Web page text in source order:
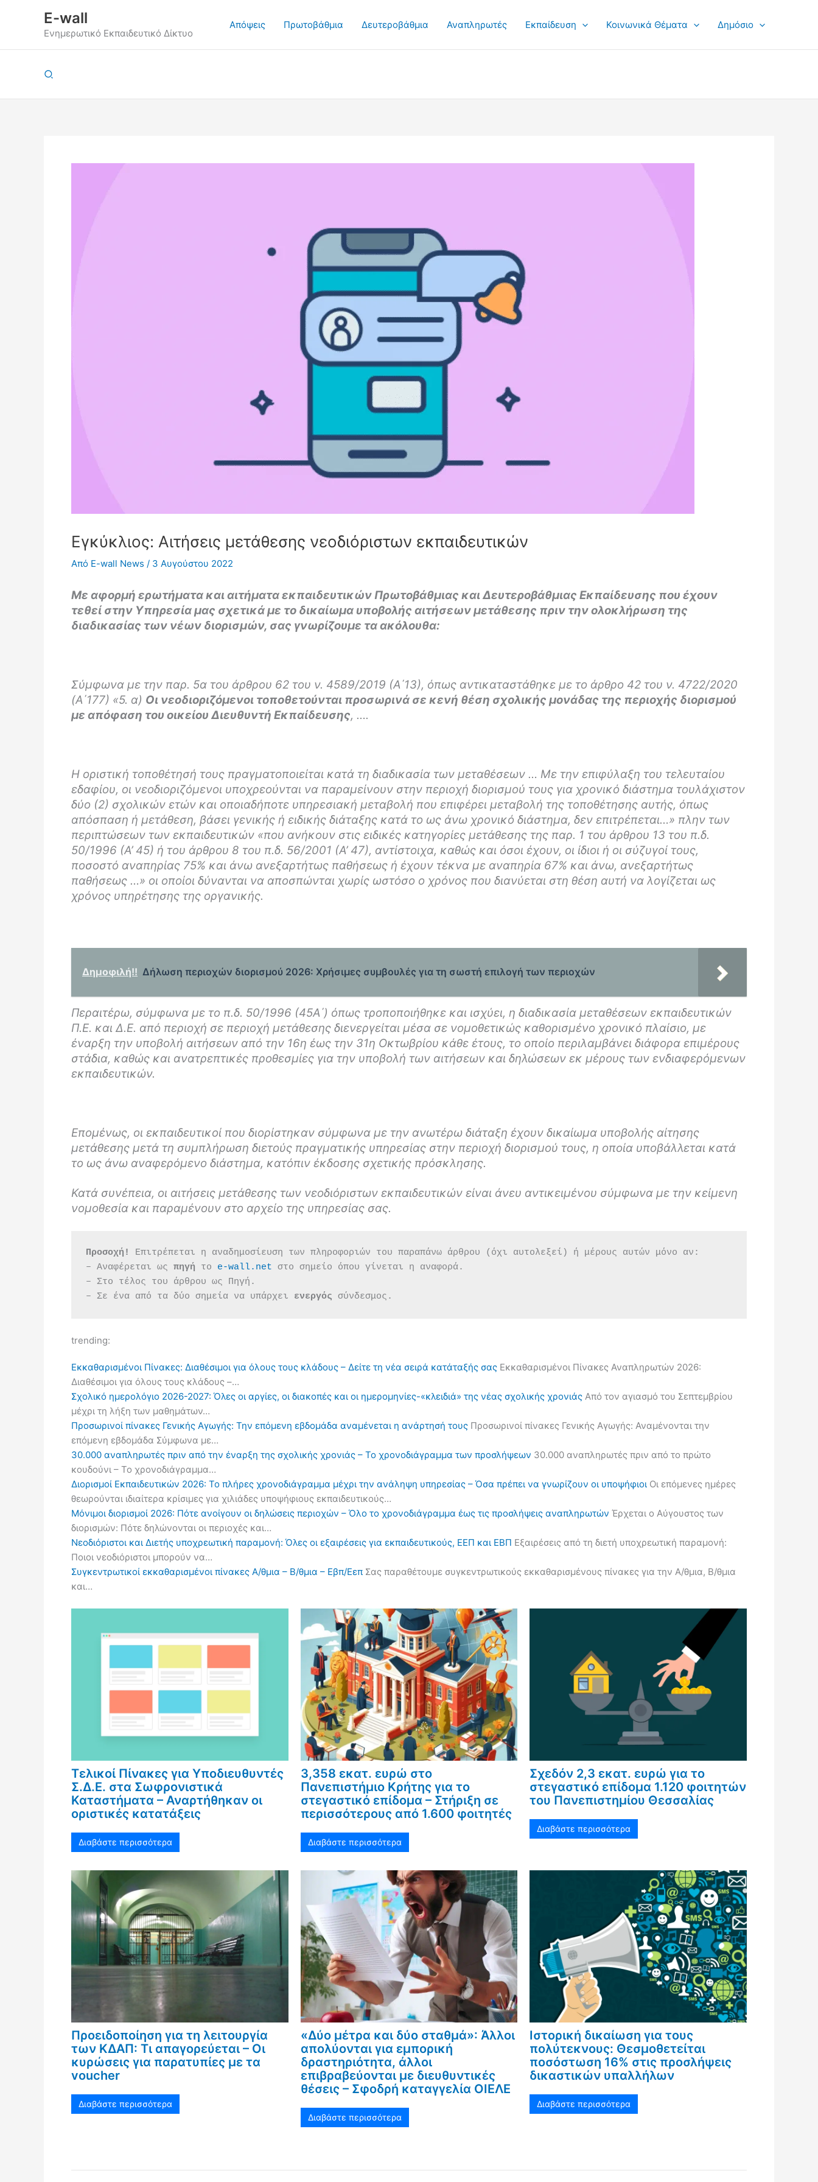
περιεχόμενο
E-wall
Ενημερωτικό Εκπαιδευτικό Δίκτυο
Απόψεις Πρωτοβάθμια Δευτεροβάθμια Αναπληρωτές Εκπαίδευση Κοινωνικά Θέματα Δημόσιο
Αναζήτηση
Εγκύκλιος: Αιτήσεις μετάθεσης νεοδιόριστων εκπαιδευτικών
Από E-wall News / 3 Αυγούστου 2022
Με αφορμή ερωτήματα και αιτήματα εκπαιδευτικών Πρωτοβάθμιας και Δευτεροβάθμιας Εκπαίδευσης που έχουν
τεθεί στην Υπηρεσία μας σχετικά με το δικαίωμα υποβολής αιτήσεων μετάθεσης πριν την ολοκλήρωση της
διαδικασίας των νέων διορισμών, σας γνωρίζουμε τα ακόλουθα:
Σύμφωνα με την παρ. 5α του άρθρου 62 του ν. 4589/2019 (Α΄13), όπως αντικαταστάθηκε με το άρθρο 42 του ν. 4722/2020
(Α΄177) «5. α) Οι νεοδιοριζόμενοι τοποθετούνται προσωρινά σε κενή θέση σχολικής μονάδας της περιοχής διορισμού
με απόφαση του οικείου Διευθυντή Εκπαίδευσης, ….
Η οριστική τοποθέτησή τους πραγματοποιείται κατά τη διαδικασία των μεταθέσεων … Με την επιφύλαξη του τελευταίου
εδαφίου, οι νεοδιοριζόμενοι υποχρεούνται να παραμείνουν στην περιοχή διορισμού τους για χρονικό διάστημα τουλάχιστον
δύο (2) σχολικών ετών και οποιαδήποτε υπηρεσιακή μεταβολή που επιφέρει μεταβολή της τοποθέτησης αυτής, όπως
απόσπαση ή μετάθεση, βάσει γενικής ή ειδικής διάταξης κατά το ως άνω χρονικό διάστημα, δεν επιτρέπεται…» πλην των
περιπτώσεων των εκπαιδευτικών «που ανήκουν στις ειδικές κατηγορίες μετάθεσης της παρ. 1 του άρθρου 13 του π.δ.
50/1996 (Α’ 45) ή του άρθρου 8 του π.δ. 56/2001 (Α’ 47), αντίστοιχα, καθώς και όσοι έχουν, οι ίδιοι ή οι σύζυγοί τους,
ποσοστό αναπηρίας 75% και άνω ανεξαρτήτως παθήσεως ή έχουν τέκνα με αναπηρία 67% και άνω, ανεξαρτήτως
παθήσεως …» οι οποίοι δύνανται να αποσπώνται χωρίς ωστόσο ο χρόνος που διανύεται στη θέση αυτή να λογίζεται ως
χρόνος υπηρέτησης της οργανικής.
Δημοφιλή!! Δήλωση περιοχών διορισμού 2026: Χρήσιμες συμβουλές για τη σωστή επιλογή των περιοχών
Περαιτέρω, σύμφωνα με το π.δ. 50/1996 (45Α΄) όπως τροποποιήθηκε και ισχύει, η διαδικασία μεταθέσεων εκπαιδευτικών
Π.Ε. και Δ.Ε. από περιοχή σε περιοχή μετάθεσης διενεργείται μέσα σε νομοθετικώς καθορισμένο χρονικό πλαίσιο, με
έναρξη την υποβολή αιτήσεων από την 16η έως την 31η Οκτωβρίου κάθε έτους, το οποίο περιλαμβάνει διάφορα επιμέρους
στάδια, καθώς και ανατρεπτικές προθεσμίες για την υποβολή των αιτήσεων και δηλώσεων εκ μέρους των ενδιαφερόμενων
εκπαιδευτικών.
Επομένως, οι εκπαιδευτικοί που διορίστηκαν σύμφωνα με την ανωτέρω διάταξη έχουν δικαίωμα υποβολής αίτησης
μετάθεσης μετά τη συμπλήρωση διετούς πραγματικής υπηρεσίας στην περιοχή διορισμού τους, η οποία υποβάλλεται κατά
το ως άνω αναφερόμενο διάστημα, κατόπιν έκδοσης σχετικής πρόσκλησης.
Κατά συνέπεια, οι αιτήσεις μετάθεσης των νεοδιόριστων εκπαιδευτικών είναι άνευ αντικειμένου σύμφωνα με την κείμενη
νομοθεσία και παραμένουν στο αρχείο της υπηρεσίας σας.
Προσοχή!
Επιτρέπεται η αναδημοσίευση των πληροφοριών του παραπάνω άρθρου (όχι αυτολεξεί) ή μέρους αυτών μόνο αν:
– Αναφέρεται ως πηγή το e-wall.net στο σημείο όπου γίνεται η αναφορά.
– Στο τέλος του άρθρου ως Πηγή.
– Σε ένα από τα δύο σημεία να υπάρχει ενεργός σύνδεσμος.
trending:
Εκκαθαρισμένοι Πίνακες: Διαθέσιμοι για όλους τους κλάδους – Δείτε τη νέα σειρά κατάταξής σας Εκκαθαρισμένοι Πίνακες Αναπληρωτών 2026:
Διαθέσιμοι για όλους τους κλάδους –…
Σχολικό ημερολόγιο 2026-2027: Όλες οι αργίες, οι διακοπές και οι ημερομηνίες-«κλειδιά» της νέας σχολικής χρονιάς Από τον αγιασμό του Σεπτεμβρίου
μέχρι τη λήξη των μαθημάτων…
Προσωρινοί πίνακες Γενικής Αγωγής: Την επόμενη εβδομάδα αναμένεται η ανάρτησή τους Προσωρινοί πίνακες Γενικής Αγωγής: Αναμένονται την
επόμενη εβδομάδα Σύμφωνα με…
30.000 αναπληρωτές πριν από την έναρξη της σχολικής χρονιάς – Το χρονοδιάγραμμα των προσλήψεων 30.000 αναπληρωτές πριν από το πρώτο
κουδούνι – Το χρονοδιάγραμμα…
Διορισμοί Εκπαιδευτικών 2026: Το πλήρες χρονοδιάγραμμα μέχρι την ανάληψη υπηρεσίας – Όσα πρέπει να γνωρίζουν οι υποψήφιοι Οι επόμενες ημέρες
θεωρούνται ιδιαίτερα κρίσιμες για χιλιάδες υποψήφιους εκπαιδευτικούς…
Μόνιμοι διορισμοί 2026: Πότε ανοίγουν οι δηλώσεις περιοχών – Όλο το χρονοδιάγραμμα έως τις προσλήψεις αναπληρωτών Έρχεται ο Αύγουστος των
διορισμών: Πότε δηλώνονται οι περιοχές και…
Νεοδιόριστοι και Διετής υποχρεωτική παραμονή: Όλες οι εξαιρέσεις για εκπαιδευτικούς, ΕΕΠ και ΕΒΠ Εξαιρέσεις από τη διετή υποχρεωτική παραμονή:
Ποιοι νεοδιόριστοι μπορούν να…
Συγκεντρωτικοί εκκαθαρισμένοι πίνακες Α/θμια – Β/θμια – Εβπ/Εεπ Σας παραθέτουμε συγκεντρωτικούς εκκαθαρισμένους πίνακες για την Α/θμια, Β/θμια
και…
Τελικοί Πίνακες για Υποδιευθυντές
Σ.Δ.Ε. στα Σωφρονιστικά
Καταστήματα – Αναρτήθηκαν οι
οριστικές κατατάξεις
Διαβάστε περισσότερα
3,358 εκατ. ευρώ στο
Πανεπιστήμιο Κρήτης για το
στεγαστικό επίδομα – Στήριξη σε
περισσότερους από 1.600 φοιτητές
Διαβάστε περισσότερα
Σχεδόν 2,3 εκατ. ευρώ για το
στεγαστικό επίδομα 1.120 φοιτητών
του Πανεπιστημίου Θεσσαλίας
Διαβάστε περισσότερα
Προειδοποίηση για τη λειτουργία
των ΚΔΑΠ: Τι απαγορεύεται – Οι
κυρώσεις για παρατυπίες με τα
voucher
Διαβάστε περισσότερα
«Δύο μέτρα και δύο σταθμά»: Άλλοι
απολύονται για εμπορική
δραστηριότητα, άλλοι
επιβραβεύονται με διευθυντικές
θέσεις – Σφοδρή καταγγελία ΟΙΕΛΕ
Διαβάστε περισσότερα
Ιστορική δικαίωση για τους
πολύτεκνους: Θεσμοθετείται
ποσόστωση 16% στις προσλήψεις
δικαστικών υπαλλήλων
Διαβάστε περισσότερα